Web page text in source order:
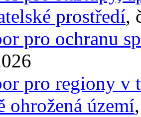
prostředí,
pro ochranu
pro regiony v
ohrožená území